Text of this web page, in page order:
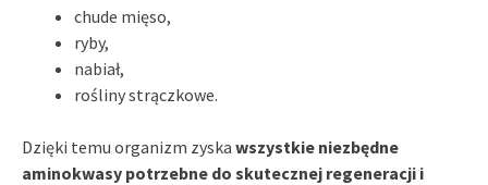
chude mięso,
ryby,
nabiał,
rośliny strączkowe.
Dzięki temu organizm zyska wszystkie niezbędne
aminokwasy potrzebne do skutecznej regeneracji i